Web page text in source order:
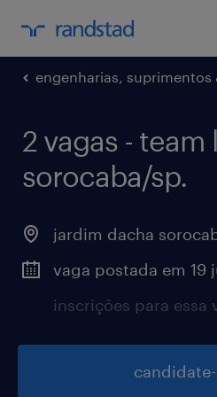
engenharias, suprimentos
2 vagas - team
sorocaba/sp.
jardim dacha
vaga postada em 19